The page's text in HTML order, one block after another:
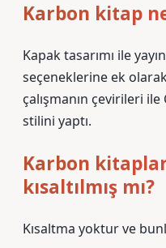
Karbon kitap
Kapak tasarımı ile
seçeneklerine ek
çalışmanın çevirileri
stilini yaptı.
Karbon
kısaltılmış mı?
Kısaltma yoktur ve